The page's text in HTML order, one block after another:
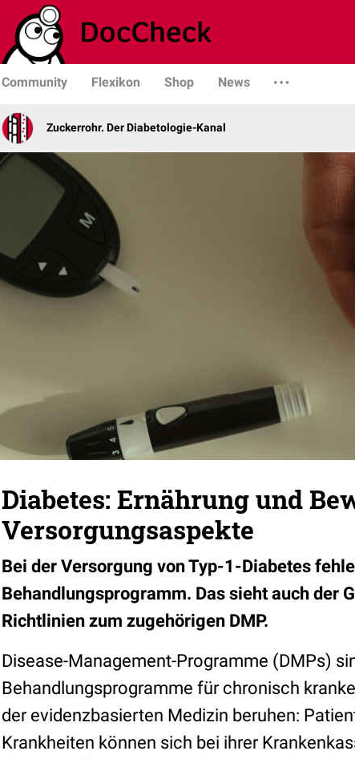
Community Flexikon Shop News
Zuckerrohr. Der Diabetologie-Kanal
Diabetes: Ernährung und
Versorgungsaspekte
Bei der Versorgung von Typ-1-Diabetes
Behandlungsprogramm. Das sieht auch der
Richtlinien zum zugehörigen DMP.
Disease-Management-Programme (DMPs)
Behandlungsprogramme für chronisch
der evidenzbasierten Medizin beruhen:
Krankheiten können sich bei ihrer